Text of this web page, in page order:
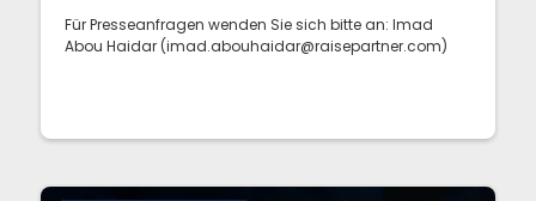
Für Presseanfragen wenden Sie sich bitte an: Imad
Abou Haidar (imad.abouhaidar@raisepartner.com)